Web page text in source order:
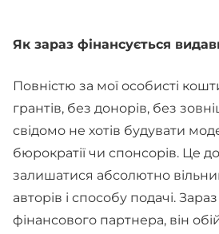
Як зараз фінансується
Повністю за мої особисті
грантів, без донорів, без
свідомо не хотів будувати
бюрократії чи спонсорів. Це
залишатися абсолютно
авторів і способу подачі.
фінансового партнера, він